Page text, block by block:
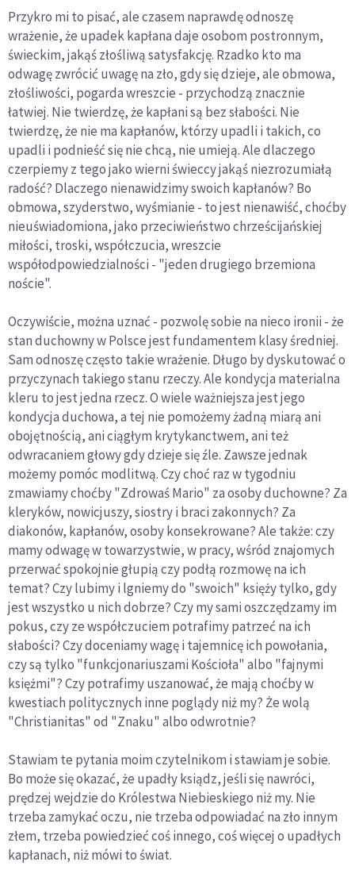
Przykro mi to pisać, ale czasem naprawdę odnoszę
wrażenie, że upadek kapłana daje osobom postronnym,
świeckim, jakąś złośliwą satysfakcję. Rzadko kto ma
odwagę zwrócić uwagę na zło, gdy się dzieje, ale obmowa,
złośliwości, pogarda wreszcie - przychodzą znacznie
łatwiej. Nie twierdzę, że kapłani są bez słabości. Nie
twierdzę, że nie ma kapłanów, którzy upadli i takich, co
upadli i podnieść się nie chcą, nie umieją. Ale dlaczego
czerpiemy z tego jako wierni świeccy jakąś niezrozumiałą
radość? Dlaczego nienawidzimy swoich kapłanów? Bo
obmowa, szyderstwo, wyśmianie - to jest nienawiść, choćby
nieuświadomiona, jako przeciwieństwo chrześcijańskiej
miłości, troski, współczucia, wreszcie
współodpowiedzialności - "jeden drugiego brzemiona
noście".
Oczywiście, można uznać - pozwolę sobie na nieco ironii - że
stan duchowny w Polsce jest fundamentem klasy średniej.
Sam odnoszę często takie wrażenie. Długo by dyskutować o
przyczynach takiego stanu rzeczy. Ale kondycja materialna
kleru to jest jedna rzecz. O wiele ważniejsza jest jego
kondycja duchowa, a tej nie pomożemy żadną miarą ani
obojętnością, ani ciągłym krytykanctwem, ani też
odwracaniem głowy gdy dzieje się źle. Zawsze jednak
możemy pomóc modlitwą. Czy choć raz w tygodniu
zmawiamy choćby "Zdrowaś Mario" za osoby duchowne? Za
kleryków, nowicjuszy, siostry i braci zakonnych? Za
diakonów, kapłanów, osoby konsekrowane? Ale także: czy
mamy odwagę w towarzystwie, w pracy, wśród znajomych
przerwać spokojnie głupią czy podłą rozmowę na ich
temat? Czy lubimy i lgniemy do "swoich" księży tylko, gdy
jest wszystko u nich dobrze? Czy my sami oszczędzamy im
pokus, czy ze współczuciem potrafimy patrzeć na ich
słabości? Czy doceniamy wagę i tajemnicę ich powołania,
czy są tylko "funkcjonariuszami Kościoła" albo "fajnymi
księżmi"? Czy potrafimy uszanować, że mają choćby w
kwestiach politycznych inne poglądy niż my? Że wolą
"Christianitas" od "Znaku" albo odwrotnie?
Stawiam te pytania moim czytelnikom i stawiam je sobie.
Bo może się okazać, że upadły ksiądz, jeśli się nawróci,
prędzej wejdzie do Królestwa Niebieskiego niż my. Nie
trzeba zamykać oczu, nie trzeba odpowiadać na zło innym
złem, trzeba powiedzieć coś innego, coś więcej o upadłych
kapłanach, niż mówi to świat.